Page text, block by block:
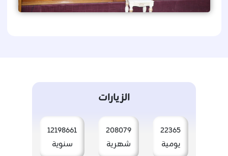
الزيارات
22365
يومية
208079
شهرية
12198661
سنوية